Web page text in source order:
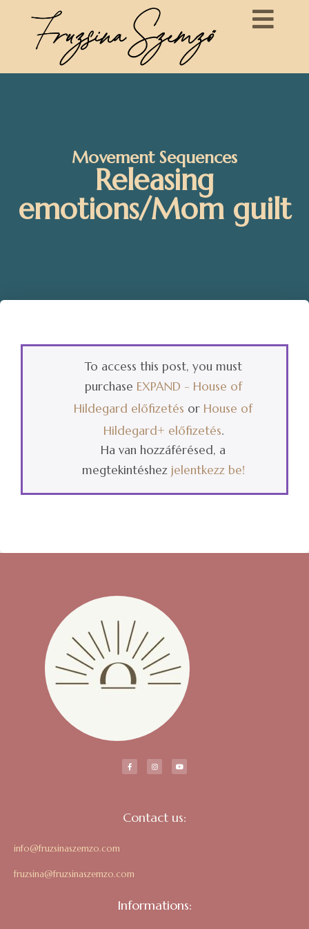
Movement Sequences
Releasing
emotions/Mom guilt
To access this post, you must
purchase EXPAND - House of
Hildegard előfizetés or House of
Hildegard+ előfizetés.
Ha van hozzáférésed, a
megtekintéshez jelentkezz be!
Contact us:
info@fruzsinaszemzo.com
fruzsina@fruzsinaszemzo.com
Informations: